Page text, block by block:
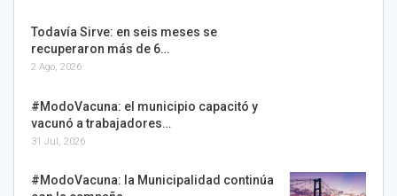
Todavía Sirve: en seis meses se
recuperaron más de 6…
2 Ago, 2026
#ModoVacuna: el municipio capacitó y
vacunó a trabajadores…
31 Jul, 2026
#ModoVacuna: la Municipalidad continúa